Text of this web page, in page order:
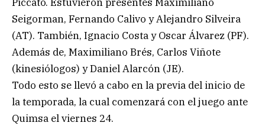
Seigorman, Fernando Calivo y Alejandro Silveira
(AT). También, Ignacio Costa y Oscar Álvarez (PF).
Además de, Maximiliano Brés, Carlos Viñote
(kinesiólogos) y Daniel Alarcón (JE).
Todo esto se llevó a cabo en la previa del inicio de
la temporada, la cual comenzará con el juego ante
Quimsa el viernes 24.